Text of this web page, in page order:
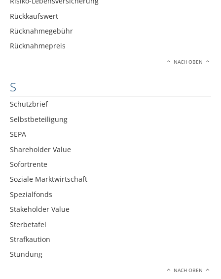
Rückkaufswert
Rücknahmegebühr
Rücknahmepreis
NACH OBEN
S
Schutzbrief
Selbstbeteiligung
SEPA
Shareholder Value
Sofortrente
Soziale Marktwirtschaft
Spezialfonds
Stakeholder Value
Sterbetafel
Strafkaution
Stundung
NACH OBEN